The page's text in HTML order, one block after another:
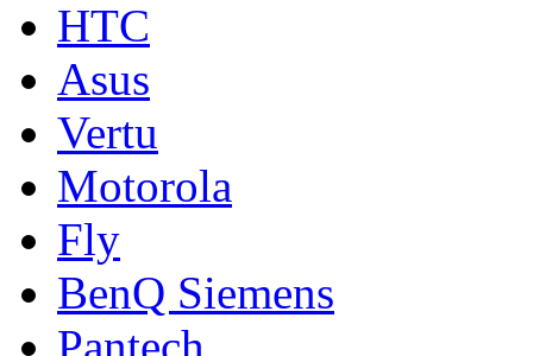
HTC
Asus
Vertu
Motorola
Fly
BenQ Siemens
Pantech